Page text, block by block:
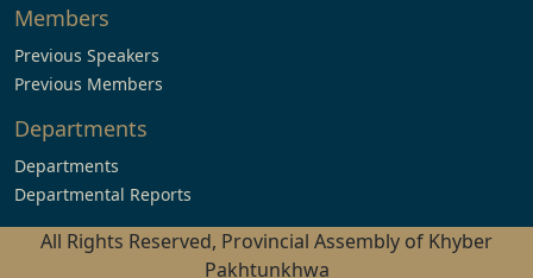
Members
Previous Speakers
Previous Members
Departments
Departments
Departmental Reports
All Rights Reserved, Provincial Assembly of Khyber
Pakhtunkhwa